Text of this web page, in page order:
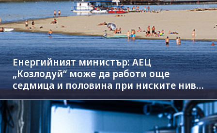
Енергийният министър: АЕЦ
„Козлодуй“ може да работи още
седмица и половина при ниските нива
на Дунав